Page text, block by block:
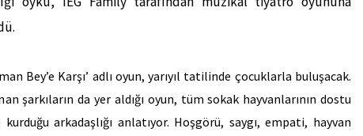
Bey’e Karşı’ adlı oyun, yarıyıl tatilinde çocuklarla buluşacak.
şarkıların da yer aldığı oyun, tüm sokak hayvanlarının dostu
arkadaşlığı anlatıyor. Hoşgörü, saygı, empati, hayvan